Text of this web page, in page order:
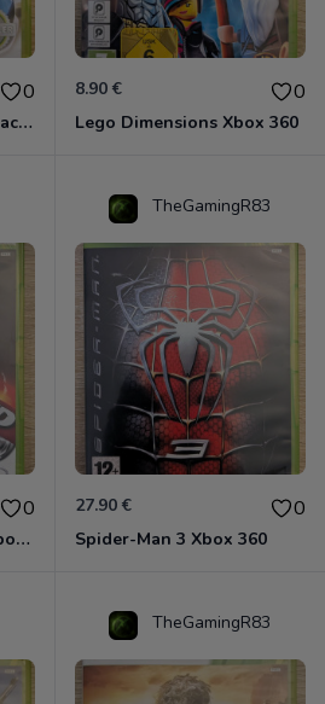
0
Sonic & Sega All-Star Racing - Transformed Xbox 360
8.90 € 0
Lego Dimensions Xbox 360
0
Split Second Velocity Xbox 360
TheGamingR83
27.90 € 0
Spider-Man 3 Xbox 360
TheGamingR83